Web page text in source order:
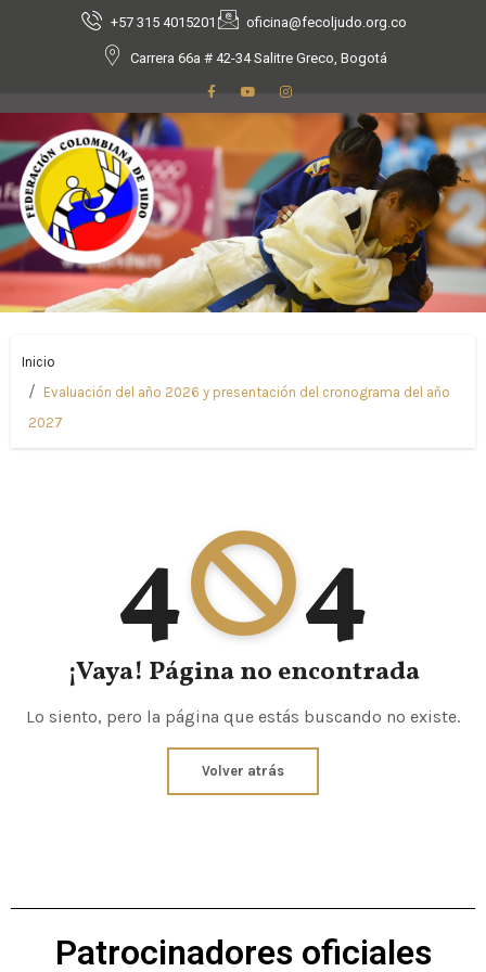
+57 315 4015201 oficina@fecoljudo.org.co
Carrera 66a # 42-34 Salitre Greco, Bogotá
Inicio
Evaluación del año 2026 y presentación del cronograma del año
2027
4 4
¡Vaya! Página no encontrada
Lo siento, pero la página que estás buscando no existe.
Volver atrás
Patrocinadores oficiales